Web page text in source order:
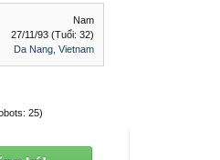
Nam
27/11/93 (Tuổi: 32)
Da Nang, Vietnam
25)